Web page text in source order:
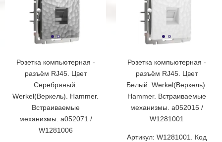
Розетка компьютерная -
разъём RJ45. Цвет
Серебряный.
Werkel(Веркель). Hammer.
Встраиваемые
механизмы. a052071 /
W1281006
Розетка компьютерная -
разъём RJ45. Цвет
Белый. Werkel(Веркель).
Hammer. Встраиваемые
механизмы. a052015 /
W1281001
Артикул: W1281001. Код